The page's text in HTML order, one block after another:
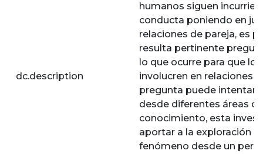
dc.description
humanos siguen
conducta poniendo en
relaciones de pareja, es
resulta pertinente
lo que ocurre para que
involucren en relaciones
pregunta puede intentar
desde diferentes áreas
conocimiento, esta
aportar a la exploración
fenómeno desde un